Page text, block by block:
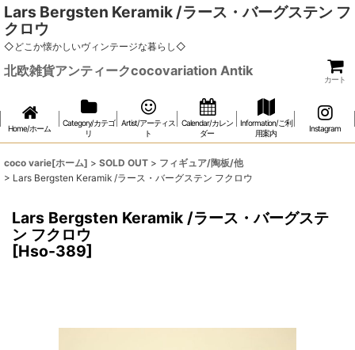
Lars Bergsten Keramik /ラース・バーグステン フ
クロウ
◇どこか懐かしいヴィンテージな暮らし◇
北欧雑貨アンティークcocovariation Antik
カート
Home/ホーム
Category/カテゴ
リ
Artist/アーティス
ト
Calendar/カレン
ダー
Information/ご利
用案内
Instagram
coco varie[ホーム] > SOLD OUT > フィギュア/陶板/他
> Lars Bergsten Keramik /ラース・バーグステン フクロウ
Lars Bergsten Keramik /ラース・バーグステ
ン フクロウ
[Hso-389]